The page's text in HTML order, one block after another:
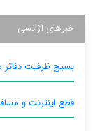
خبرهای آژانسی
بسیج ظرفیت دفاتر
قطع اینترنت و